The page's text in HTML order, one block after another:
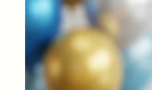
Kampanya